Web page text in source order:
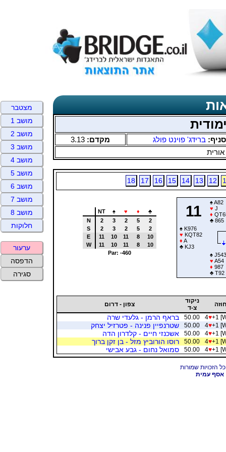
סניף: ברידג' פוינט פולג מקדם: 3.13
אורית
12
13
14
15
16
17
18
11
♠A82
♥ J
♦
♣ 865
♠ K976
♥ KQT82
♦ A
♣ KJ3
♠ J543
♥ A54
♦ 987
♣ T92
NT ♠ ♥ ♦
♣
N
2 3 2 5
2
S
2 3 2 5
2
E
11 10 11 8
10
W
11 10 11 8
10
Par: -460
חוזה
ניקוד
צ-ד
צפון - דרום
4♥+1
50.00 בראף הרמן - גלעדי שרה
4♥+1
50.00 שטרנפיין פנינה - פטרזיל יצחק
4♥+1
50.00 אשכנזי חיים - קלדרון הדה
4♥+1
50.00 רוסו הורוביץ מזל - בן זקן ברוך
4♥+1
50.00 סמואל נחום - גבע אבישי
אסף עמית
מצטבר
מושב 1
מושב 2
מושב 3
מושב 4
מושב 5
מושב 6
מושב 7
מושב 8
חלוקות
ערעור
הדפסה
סגירה